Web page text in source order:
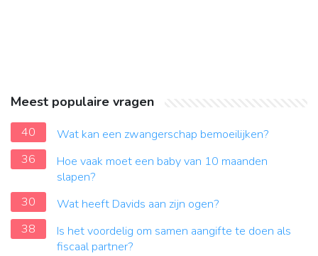
Meest populaire vragen
40
Wat kan een zwangerschap bemoeilijken?
36
Hoe vaak moet een baby van 10 maanden
slapen?
30
Wat heeft Davids aan zijn ogen?
38
Is het voordelig om samen aangifte te doen als
fiscaal partner?